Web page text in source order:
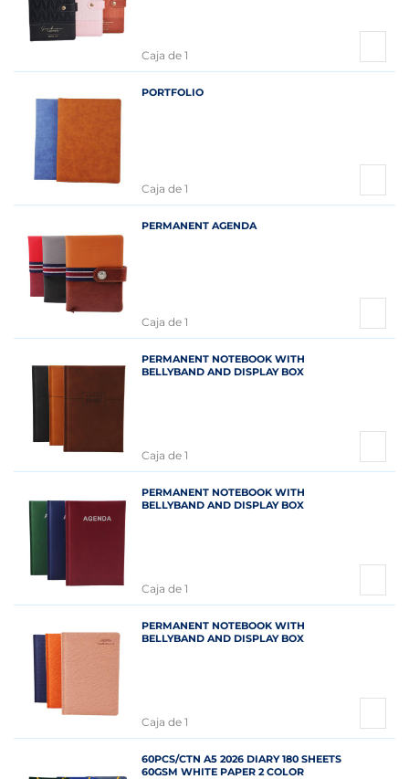
Caja de 1
PORTFOLIO
Caja de 1
PERMANENT AGENDA
Caja de 1
PERMANENT NOTEBOOK WITH
BELLYBAND AND DISPLAY BOX
Caja de 1
PERMANENT NOTEBOOK WITH
BELLYBAND AND DISPLAY BOX
Caja de 1
PERMANENT NOTEBOOK WITH
BELLYBAND AND DISPLAY BOX
Caja de 1
60PCS/CTN A5 2026 DIARY 180 SHEETS
60GSM WHITE PAPER 2 COLOR